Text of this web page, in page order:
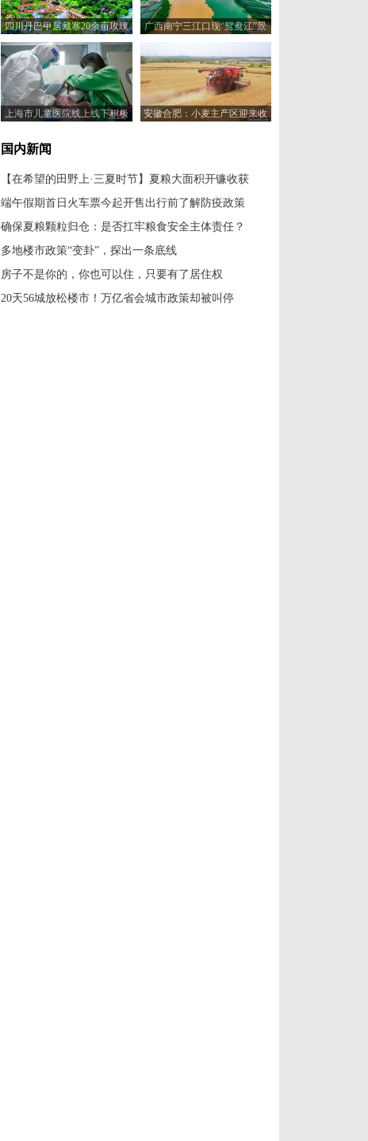
四川丹巴甲居藏寨20余亩玫瑰
花盛开美如画
广西南宁三江口现“鸳鸯江”景
上海市儿童医院线上线下积极
安徽合肥：小麦主产区迎来收
国内新闻
【在希望的田野上·三夏时节】夏粮大面积开镰收获
端午假期首日火车票今起开售出行前了解防疫政策
确保夏粮颗粒归仓：是否扛牢粮食安全主体责任？
多地楼市政策“变卦”，探出一条底线
房子不是你的，你也可以住，只要有了居住权
20天56城放松楼市！万亿省会城市政策却被叫停